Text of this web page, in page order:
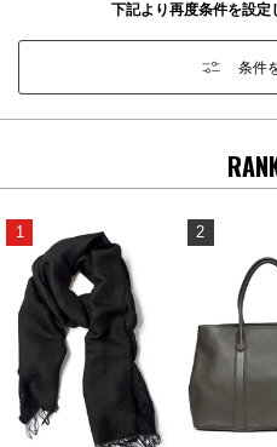
下記より再度条件を設定
条件
1 2